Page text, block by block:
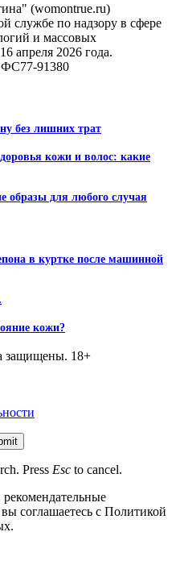
(womontrue.ru)
службе по надзору в сфере
и массовых
апреля 2026 года.
91380
без лишних трат
кожи и волос: какие
образы для любого случая
в куртке после машинной
кожи?
защищены. 18+
Press Esc to cancel.
соглашаетесь с Политикой